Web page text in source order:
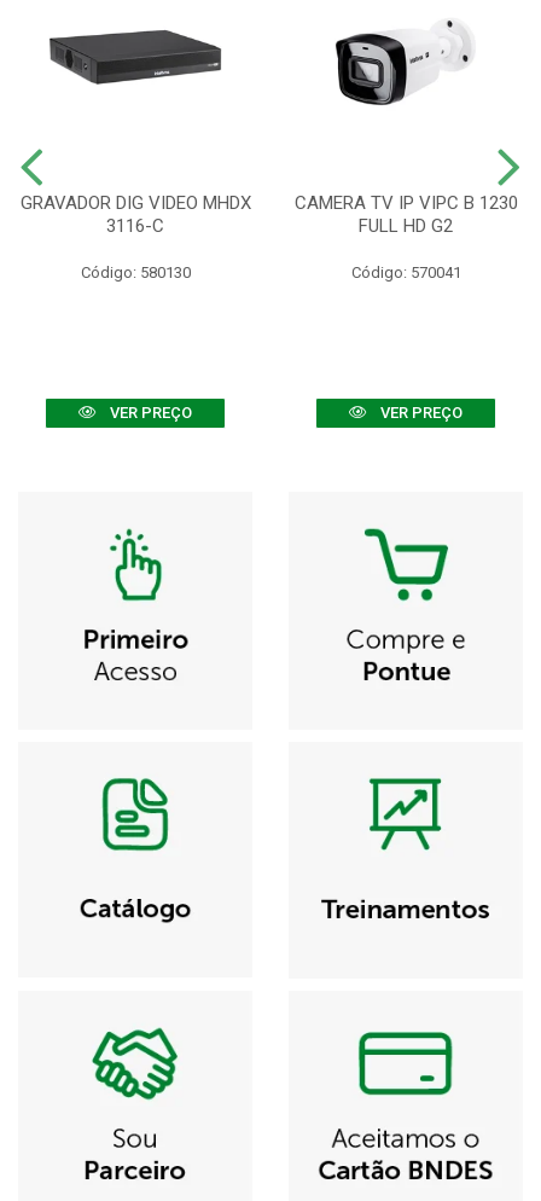
GRAVADOR DIG VIDEO MHDX
3116-C
Código: 580130
VER PREÇO
CAMERA TV IP VIPC B 1230
FULL HD G2
Código: 570041
VER PREÇO